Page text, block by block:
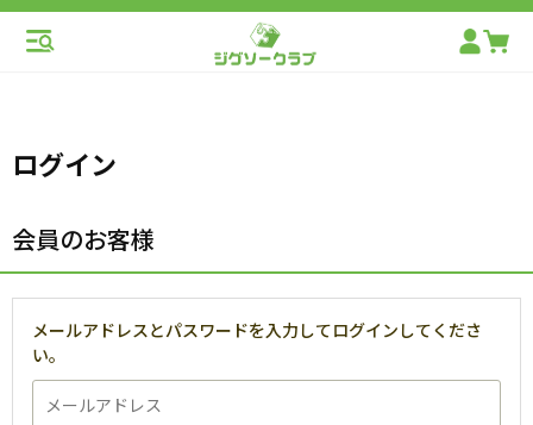
ログイン
会員のお客様
メールアドレスとパスワードを入力してログインしてくださ
い。